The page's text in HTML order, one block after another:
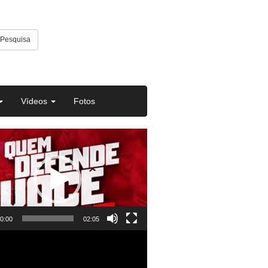
Pesquisa
Vídeos Fotos
02:05